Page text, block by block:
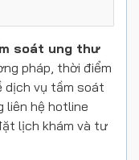
soát ung thư
pháp, thời điểm
dịch vụ tầm soát
liên hệ hotline
lịch khám và tư